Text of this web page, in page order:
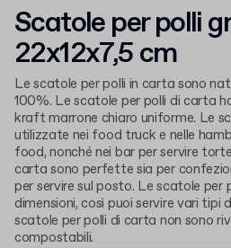
Scatole per polli
22x12x7,5 cm
Le scatole per polli in carta sono
100%. Le scatole per polli di carta
kraft marrone chiaro uniforme. Le
utilizzate nei food truck e nelle
food, nonché nei bar per servire
carta sono perfette sia per
per servire sul posto. Le scatole per
dimensioni, così puoi servire vari tipi
scatole per polli di carta non sono
compostabili.